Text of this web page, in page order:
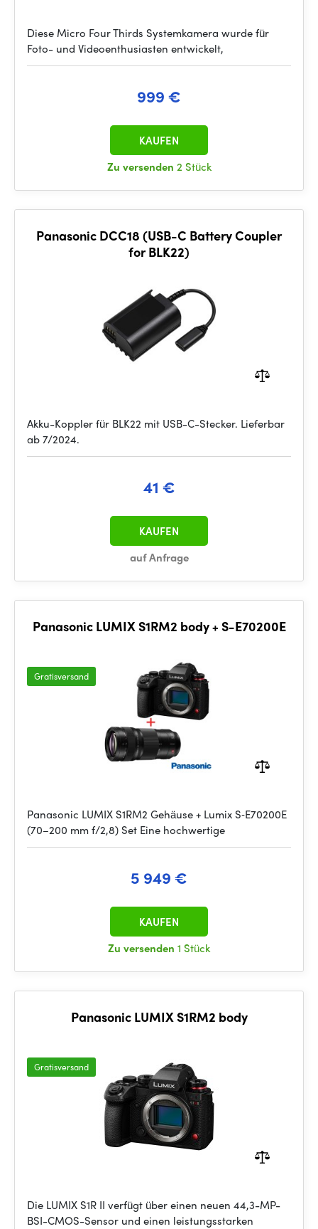
Diese Micro Four Thirds Systemkamera wurde für
Foto- und Videoenthusiasten entwickelt,
999 €
Zu versenden 2 Stück
KAUFEN
Panasonic DCC18 (USB-C Battery Coupler
for BLK22)
Akku-Koppler für BLK22 mit USB-C-Stecker. Lieferbar
ab 7/2024.
41 €
auf Anfrage
KAUFEN
Panasonic LUMIX S1RM2 body + S-E70200E
Gratisversand
Panasonic LUMIX S1RM2 Gehäuse + Lumix S‑E70200E
(70–200 mm f/2,8) Set Eine hochwertige
5 949 €
Zu versenden 1 Stück
KAUFEN
Panasonic LUMIX S1RM2 body
Gratisversand
Die LUMIX S1R II verfügt über einen neuen 44,3-MP-
BSI-CMOS-Sensor und einen leistungsstarken